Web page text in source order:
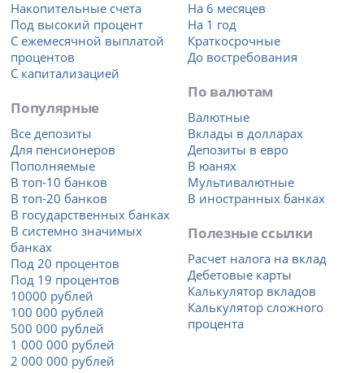
Накопительные счета
Под высокий процент
С ежемесячной выплатой
процентов
С капитализацией
Популярные
Все депозиты
Для пенсионеров
Пополняемые
В топ-10 банков
В топ-20 банков
В государственных банках
В системно значимых
банках
Под 20 процентов
Под 19 процентов
10000 рублей
100 000 рублей
500 000 рублей
1 000 000 рублей
2 000 000 рублей
На 6 месяцев
На 1 год
Краткосрочные
До востребования
По валютам
Валютные
Вклады в долларах
Депозиты в евро
В юанях
Мультивалютные
В иностранных банках
Полезные ссылки
Расчет налога на вклад
Дебетовые карты
Калькулятор вкладов
Калькулятор сложного
процента